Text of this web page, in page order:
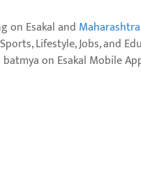
on Esakal and
Lifestyle, Jobs, and
batmya on Esakal Mobile